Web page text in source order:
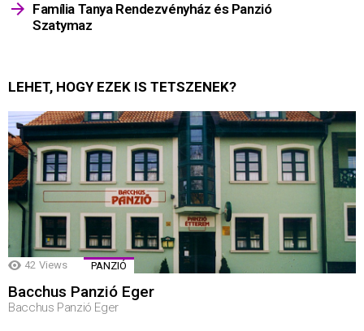
Família Tanya Rendezvényház és Panzió
Szatymaz
LEHET, HOGY EZEK IS TETSZENEK?
42 Views PANZIÓ
Bacchus Panzió Eger
Bacchus Panzió Eger